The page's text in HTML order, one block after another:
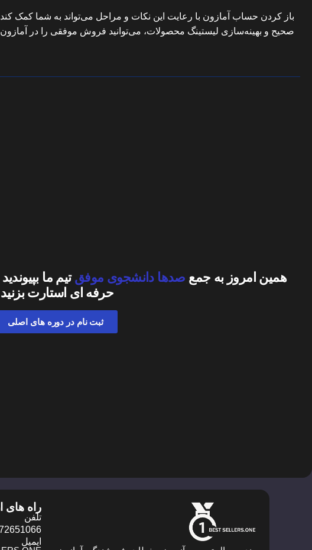
باز کردن حساب آمازون با رعایت این نکات و مراحل می‌تواند به شما کمک
صحیح و بهینه‌سازی لیستینگ محصولات، می‌توانید فروش موفقی را در آمازون
همین امروز به جمع صدها دانشجوی موفق تیم ما
حرفه ای استارت بزنید
ثبت نام در دوره های اصلی
راه های
تلفن
ایمیل